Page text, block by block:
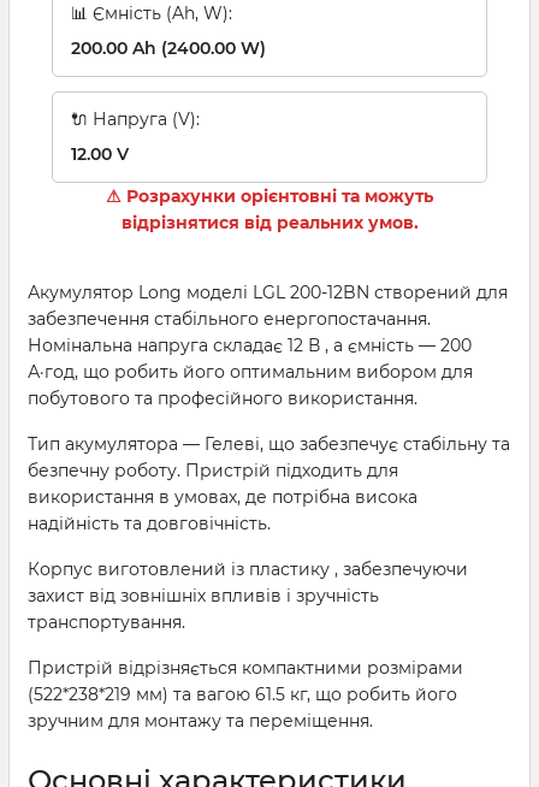
📊 Ємність (Ah, W):
200.00 Ah (2400.00 W)
🔌 Напруга (V):
12.00 V
⚠ Розрахунки орієнтовні та можуть
відрізнятися від реальних умов.
Акумулятор Long моделі LGL 200-12BN створений для
забезпечення стабільного енергопостачання.
Номінальна напруга складає 12 В , а ємність — 200
А·год, що робить його оптимальним вибором для
побутового та професійного використання.
Тип акумулятора — Гелеві, що забезпечує стабільну та
безпечну роботу. Пристрій підходить для
використання в умовах, де потрібна висока
надійність та довговічність.
Корпус виготовлений із пластику , забезпечуючи
захист від зовнішніх впливів і зручність
транспортування.
Пристрій відрізняється компактними розмірами
(522*238*219 мм) та вагою 61.5 кг, що робить його
зручним для монтажу та переміщення.